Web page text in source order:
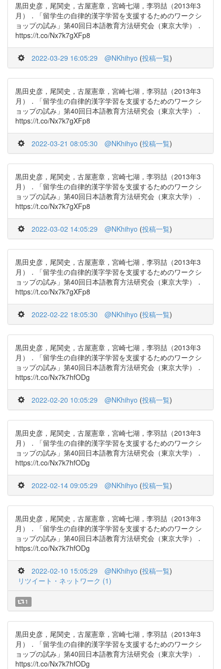
黒田史彦，尾関史，古屋憲章，宮崎七湖，李羽喆（2013年3
月）．「留学生の自律的漢字学習を支援するためのワークシ
ョップの試み」第40回日本語教育方法研究会（東京大学）．
https://t.co/Nx7k7gXFp8
2022-03-29 16:05:29 @NKhihyo (投稿一覧)
黒田史彦，尾関史，古屋憲章，宮崎七湖，李羽喆（2013年3
月）．「留学生の自律的漢字学習を支援するためのワークシ
ョップの試み」第40回日本語教育方法研究会（東京大学）．
https://t.co/Nx7k7gXFp8
2022-03-21 08:05:30 @NKhihyo (投稿一覧)
黒田史彦，尾関史，古屋憲章，宮崎七湖，李羽喆（2013年3
月）．「留学生の自律的漢字学習を支援するためのワークシ
ョップの試み」第40回日本語教育方法研究会（東京大学）．
https://t.co/Nx7k7gXFp8
2022-03-02 14:05:29 @NKhihyo (投稿一覧)
黒田史彦，尾関史，古屋憲章，宮崎七湖，李羽喆（2013年3
月）．「留学生の自律的漢字学習を支援するためのワークシ
ョップの試み」第40回日本語教育方法研究会（東京大学）．
https://t.co/Nx7k7gXFp8
2022-02-22 18:05:30 @NKhihyo (投稿一覧)
黒田史彦，尾関史，古屋憲章，宮崎七湖，李羽喆（2013年3
月）．「留学生の自律的漢字学習を支援するためのワークシ
ョップの試み」第40回日本語教育方法研究会（東京大学）．
https://t.co/Nx7k7hfODg
2022-02-20 10:05:29 @NKhihyo (投稿一覧)
黒田史彦，尾関史，古屋憲章，宮崎七湖，李羽喆（2013年3
月）．「留学生の自律的漢字学習を支援するためのワークシ
ョップの試み」第40回日本語教育方法研究会（東京大学）．
https://t.co/Nx7k7hfODg
2022-02-14 09:05:29 @NKhihyo (投稿一覧)
黒田史彦，尾関史，古屋憲章，宮崎七湖，李羽喆（2013年3
月）．「留学生の自律的漢字学習を支援するためのワークシ
ョップの試み」第40回日本語教育方法研究会（東京大学）．
https://t.co/Nx7k7hfODg
2022-02-10 15:05:29 @NKhihyo (投稿一覧)
リツイート・ネットワーク (1)
1
黒田史彦，尾関史，古屋憲章，宮崎七湖，李羽喆（2013年3
月）．「留学生の自律的漢字学習を支援するためのワークシ
ョップの試み」第40回日本語教育方法研究会（東京大学）．
https://t.co/Nx7k7hfODg